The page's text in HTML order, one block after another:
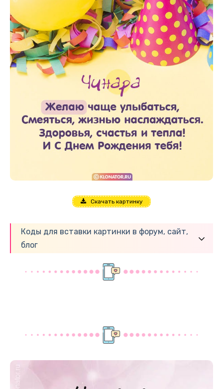
Скачать картинку
Коды для вставки картинки в форум, сайт,
блог